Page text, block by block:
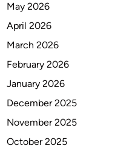
May 2026
April 2026
March 2026
February 2026
January 2026
December 2025
November 2025
October 2025